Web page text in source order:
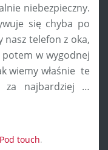
niebezpieczny.
się chyba po
nasz telefon z oka,
w wygodnej
wiemy właśnie te
za najbardziej …
touch.